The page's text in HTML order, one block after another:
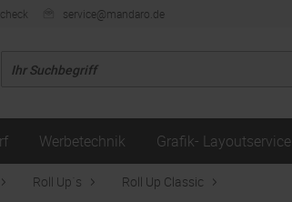
service@mandaro.de
Werbetechnik Grafik- Layoutservice
Roll Up´s Roll Up Classic